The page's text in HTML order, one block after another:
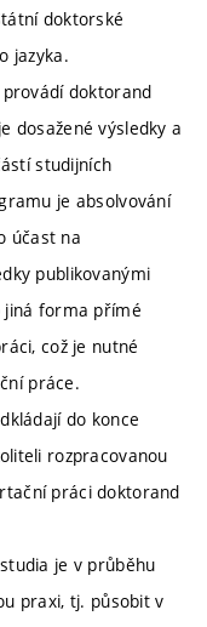
doktorské
jazyka.
doktorand
dosažené výsledky a
studijních
je absolvování
účast na
publikovanými
jiná forma přímé
což je nutné
práce.
do konce
rozpracovanou
práci doktorand
je v průběhu
praxi, tj. působit v